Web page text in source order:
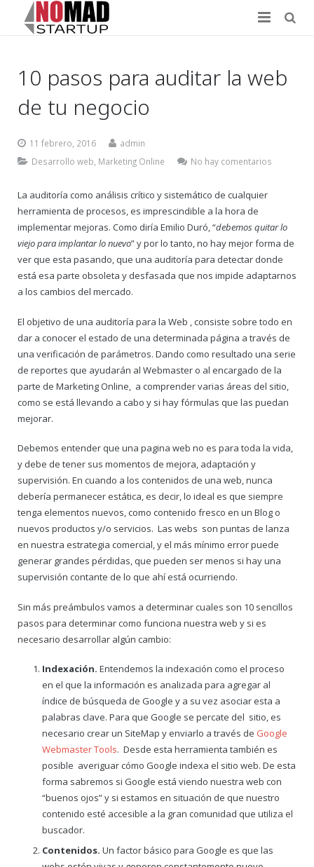
Proyecto
Servicios
Work Shops
Contacto
10 pasos para auditar la web
de tu negocio
11 febrero, 2016
admin
Desarrollo web Marketing Online No hay comentarios
La auditoría como análisis crítico y sistemático de cualquier
herramienta de procesos, es imprescindible a la hora de
implementar mejoras. Como diría Emilio Duró, “debemos quitar lo
viejo para implantar lo nuevo” y por lo tanto, no hay mejor forma de
ver que esta pasando, que una auditoría para detectar donde
está esa parte obsoleta y desfasada que nos impide adaptarnos
a los cambios del mercado.
El objetivo de una auditoría para la Web , consiste sobre todo en
dar a conocer el estado de una determinada página a través de
una verificación de parámetros. Dando como resultado una serie
de reportes que ayudarán al Webmaster o al encargado de la
parte de Marketing Online, a comprender varias áreas del sitio,
como se está llevando a cabo y si hay fórmulas que las puedan
mejorar.
Debemos entender que una pagina web no es para toda la vida,
y debe de tener sus momentos de mejora, adaptación y
supervisión. En cuando a los contenidos de una web, nunca
debería permanecer estática, es decir, lo ideal es que siempre
tenga elementos nuevos, como contenido fresco en un Blog o
nuevos productos y/o servicios. Las webs son puntas de lanza
en nuestra estrategia comercial, y el más mínimo error puede
generar grandes pérdidas, que pueden ser menos si hay una
supervisión contante de lo que ahí está ocurriendo.
Sin más preámbulos vamos a determinar cuales son 10 sencillos
pasos para determinar como funciona nuestra web y si es
necesario desarrollar algún cambio:
Indexación. Entendemos la indexación como el proceso
en el que la información es analizada para agregar al
índice de búsqueda de Google y a su vez asociar esta a
palabras clave. Para que Google se percate del sitio, es
necesario crear un SiteMap y enviarlo a través de Google
Webmaster Tools. Desde esta herramienta también es
posible averiguar cómo Google indexa el sitio web. De esta
forma sabremos si Google está viendo nuestra web con
“buenos ojos” y si estamos en situación de que nuestro
contenido esté accesible a la gran comunidad que utiliza el
buscador.
Contenidos. Un factor básico para Google es que las